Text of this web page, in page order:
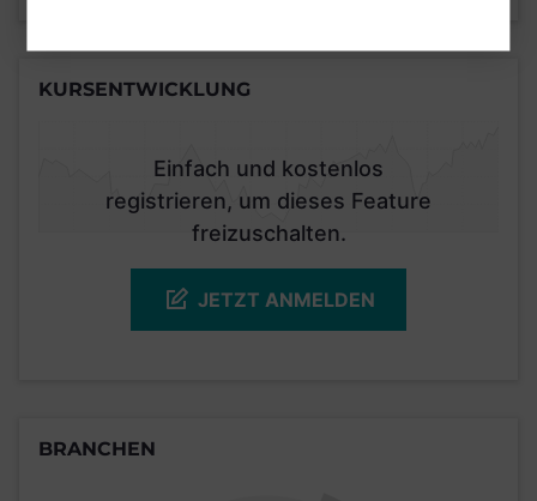
KURSENTWICKLUNG
Einfach und kostenlos
registrieren, um dieses Feature
freizuschalten.
JETZT ANMELDEN
BRANCHEN